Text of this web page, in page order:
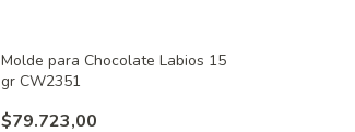
Molde para Chocolate Labios 15
gr CW2351
$79.723,00